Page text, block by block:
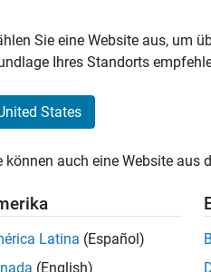
for Credit
for Credit Scorecards
Credit Scorecards
Compact Credit
Sie eine Website aus, um
Ihres Standorts
States
können auch eine Website aus
Latina (Español)
(English)